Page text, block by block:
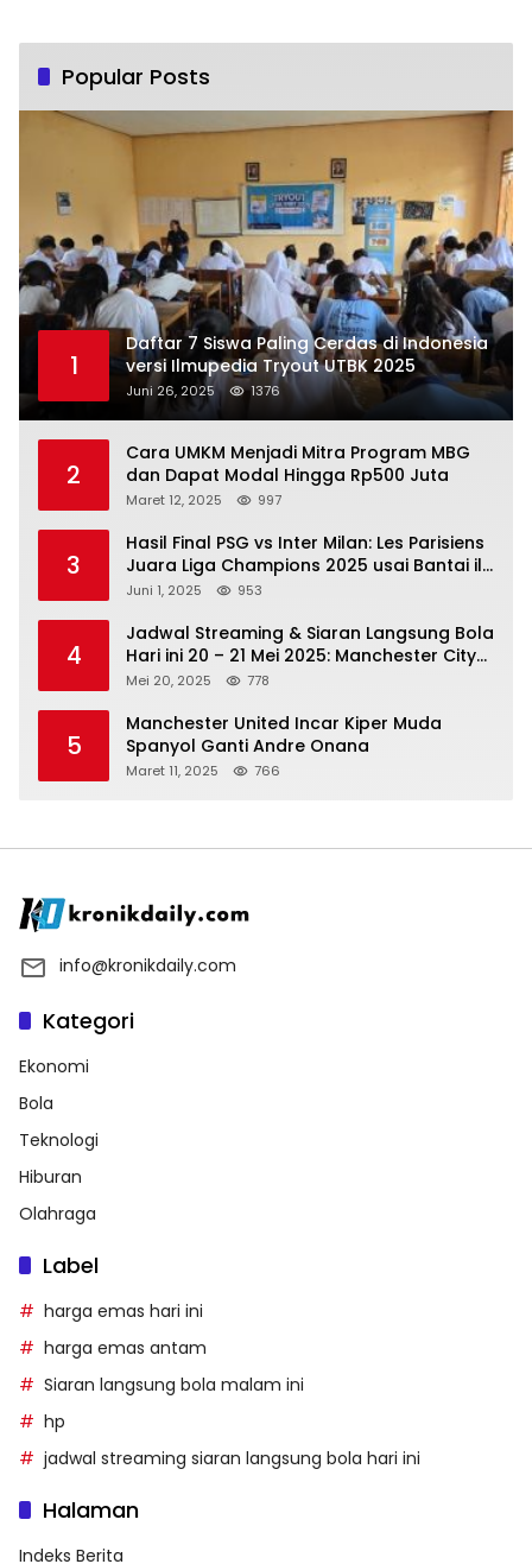
Popular Posts
1
Daftar 7 Siswa Paling Cerdas di Indonesia
versi Ilmupedia Tryout UTBK 2025
Juni 26, 2025 1376
2
Cara UMKM Menjadi Mitra Program MBG
dan Dapat Modal Hingga Rp500 Juta
Maret 12, 2025 997
3
Hasil Final PSG vs Inter Milan: Les Parisiens
Juara Liga Champions 2025 usai Bantai il
Nerazzurri
Juni 1, 2025 953
4
Jadwal Streaming & Siaran Langsung Bola
Hari ini 20 – 21 Mei 2025: Manchester City
vs Bournemouth
Mei 20, 2025 778
5
Manchester United Incar Kiper Muda
Spanyol Ganti Andre Onana
Maret 11, 2025 766
info@kronikdaily.com
Kategori
Ekonomi
Bola
Teknologi
Hiburan
Olahraga
Label
harga emas hari ini
harga emas antam
Siaran langsung bola malam ini
hp
jadwal streaming siaran langsung bola hari ini
Halaman
Indeks Berita